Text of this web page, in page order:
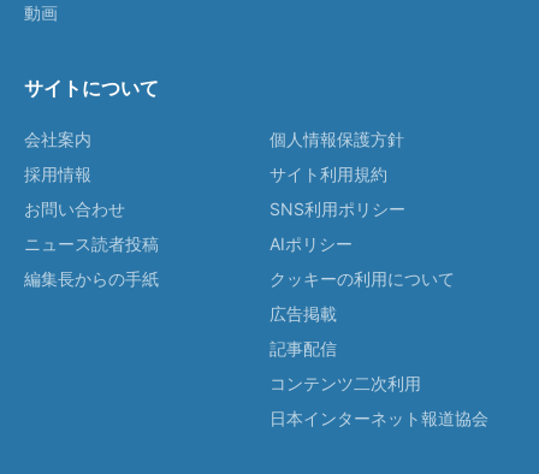
動画
サイトについて
会社案内
採用情報
お問い合わせ
ニュース読者投稿
編集長からの手紙
個人情報保護方針
サイト利用規約
SNS利用ポリシー
AIポリシー
クッキーの利用について
広告掲載
記事配信
コンテンツ二次利用
日本インターネット報道協会